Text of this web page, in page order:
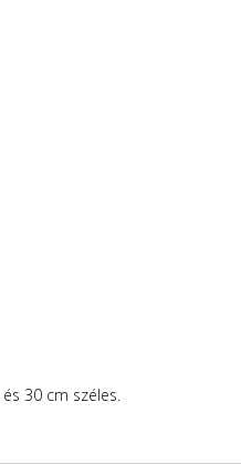
30 cm széles.